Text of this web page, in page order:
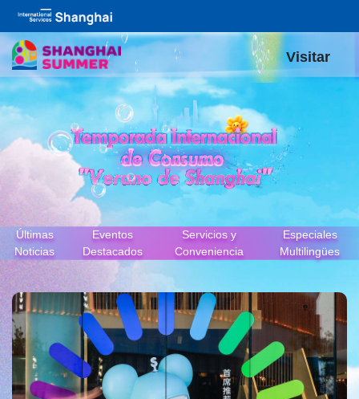
Visitar
Últimas
Noticias
Eventos
Destacados
Servicios y
Conveniencia
Especiales
Multilingües